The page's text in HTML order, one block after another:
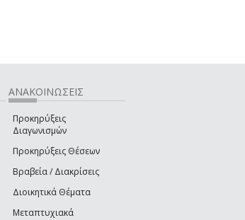
ΑΝΑΚΟΙΝΩΣΕΙΣ
Προκηρύξεις
Διαγωνισμών
Προκηρύξεις Θέσεων
Βραβεία / Διακρίσεις
Διοικητικά Θέματα
Μεταπτυχιακά